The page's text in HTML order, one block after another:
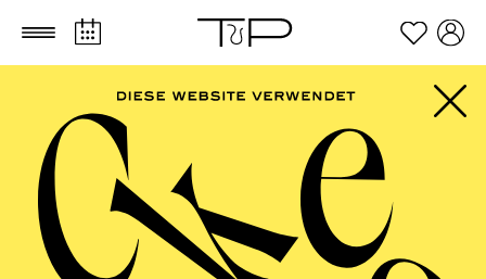
Zum Hauptinhalt springen Zum Footer springen
PHILHARMONIE